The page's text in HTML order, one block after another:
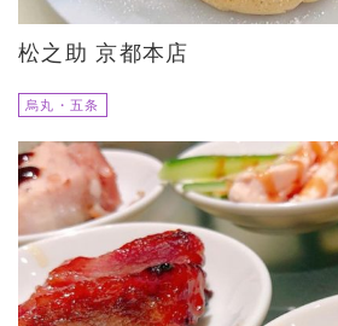
松之助 京都本店
烏丸・五条